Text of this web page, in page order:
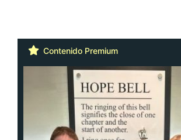
Contenido Premium